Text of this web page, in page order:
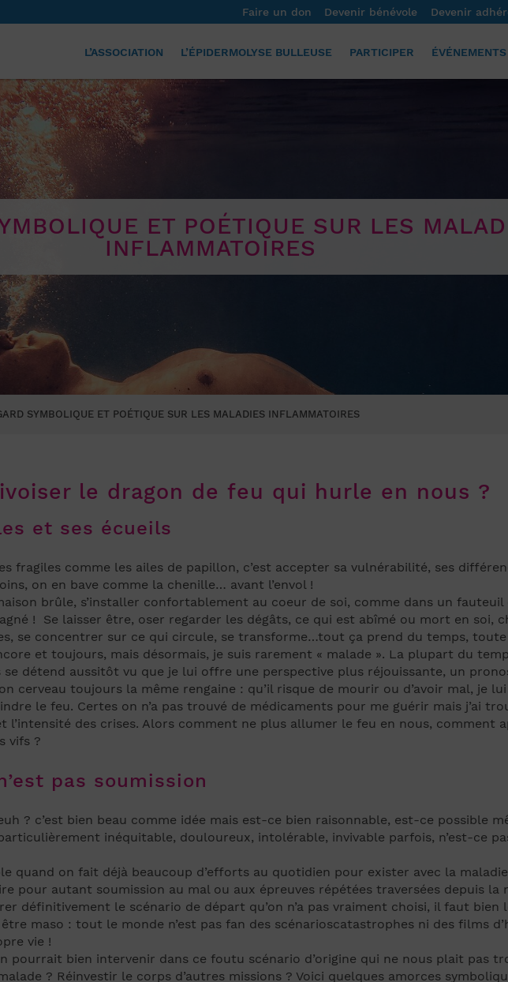
Faire un don Devenir bénévole Devenir
L’ASSOCIATION L’ÉPIDERMOLYSE BULLEUSE PARTICIPER ÉVÉNEMENTS
ET POÉTIQUE SUR LES
INFLAMMATOIRES
SYMBOLIQUE ET POÉTIQUE SUR LES MALADIES INFLAMMATOIRES
le dragon de feu qui hurle en nous ?
et ses écueils
fragiles comme les ailes de papillon, c’est accepter sa vulnérabilité, ses
on en bave comme la chenille… avant l’envol !
brûle, s’installer confortablement au coeur de soi, comme dans un
! Se laisser être, oser regarder les dégâts, ce qui est abîmé ou mort en soi,
se concentrer sur ce qui circule, se transforme…tout ça prend du temps, toute
et toujours, mais désormais, je suis rarement « malade ». La plupart du
se détend aussitôt vu que je lui offre une perspective plus réjouissante, un
cerveau toujours la même rengaine : qu’il risque de mourir ou d’avoir mal, je
le feu. Certes on n’a pas trouvé de médicaments pour me guérir mais j’ai
l’intensité des crises. Alors comment ne plus allumer le feu en nous, comment
vifs ?
pas soumission
? c’est bien beau comme idée mais est-ce bien raisonnable, est-ce possible
inéquitable, douloureux, intolérable, invivable parfois, n’est-ce
quand on fait déjà beaucoup d’efforts au quotidien pour exister avec la
pour autant soumission au mal ou aux épreuves répétées traversées depuis la
définitivement le scénario de départ qu’on n’a pas vraiment choisi, il faut bien
maso : tout le monde n’est pas fan des scénarioscatastrophes ni des films
vie !
pourrait bien intervenir dans ce foutu scénario d’origine qui ne nous plait pas
? Réinvestir le corps d’autres missions ? Voici quelques amorces